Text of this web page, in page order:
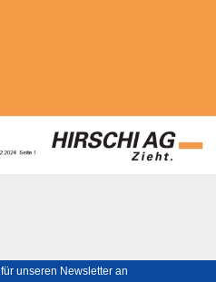
unseren Newsletter an